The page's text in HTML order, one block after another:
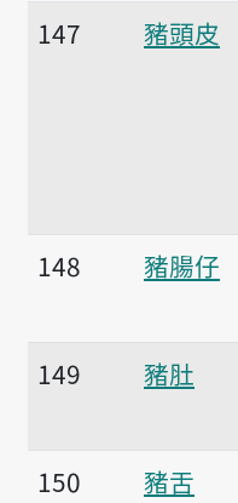
147 豬頭皮
148
豬腸仔
149 豬肚
150 豬舌